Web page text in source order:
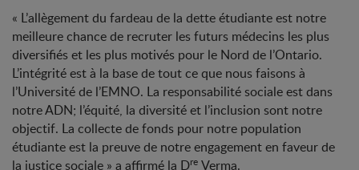
« L’allègement du fardeau de la dette étudiante est notre
meilleure chance de recruter les futurs médecins les plus
diversifiés et les plus motivés pour le Nord de l’Ontario.
L’intégrité est à la base de tout ce que nous faisons à
l’Université de l’EMNO. La responsabilité sociale est dans
notre ADN; l’équité, la diversité et l’inclusion sont notre
objectif. La collecte de fonds pour notre population
étudiante est la preuve de notre engagement en faveur de
la justice sociale » a affirmé la Dre Verma.